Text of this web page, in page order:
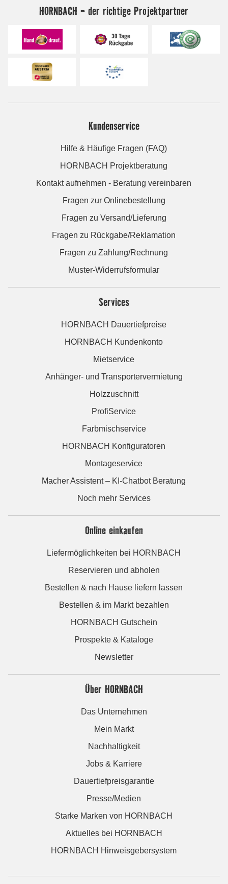
HORNBACH - der richtige Projektpartner
Kundenservice
Hilfe & Häufige Fragen (FAQ)
HORNBACH Projektberatung
Kontakt aufnehmen - Beratung vereinbaren
Fragen zur Onlinebestellung
Fragen zu Versand/Lieferung
Fragen zu Rückgabe/Reklamation
Fragen zu Zahlung/Rechnung
Muster-Widerrufsformular
Services
HORNBACH Dauertiefpreise
HORNBACH Kundenkonto
Mietservice
Anhänger- und Transportervermietung
Holzzuschnitt
ProfiService
Farbmischservice
HORNBACH Konfiguratoren
Montageservice
Macher Assistent – KI-Chatbot Beratung
Noch mehr Services
Online einkaufen
Liefermöglichkeiten bei HORNBACH
Reservieren und abholen
Bestellen & nach Hause liefern lassen
Bestellen & im Markt bezahlen
HORNBACH Gutschein
Prospekte & Kataloge
Newsletter
Über HORNBACH
Das Unternehmen
Mein Markt
Nachhaltigkeit
Jobs & Karriere
Dauertiefpreisgarantie
Presse/Medien
Starke Marken von HORNBACH
Aktuelles bei HORNBACH
HORNBACH Hinweisgebersystem